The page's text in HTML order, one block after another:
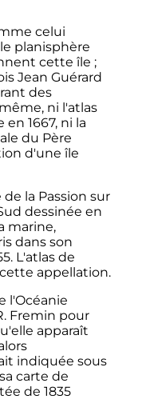
celui
planisphère
cette île ;
Jean Guérard
des
ni l'atlas
1667, ni la
du Père
d'une île
la Passion sur
dessinée en
marine,
dans son
L'atlas de
appellation.
l'Océanie
Fremin pour
apparaît
indiquée sous
carte de
de 1835